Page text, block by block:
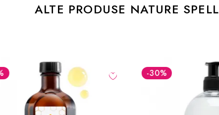
ALTE PRODUSE NATURE SPELL
-30%